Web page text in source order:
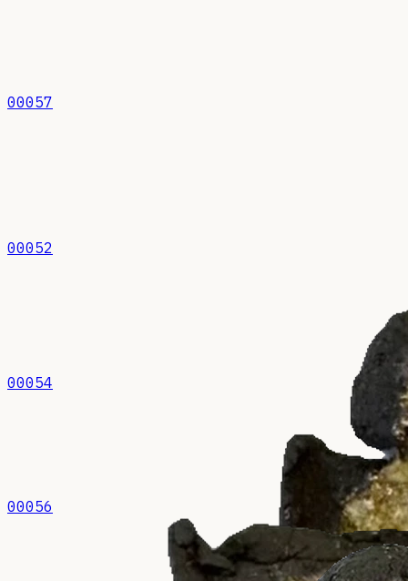
00057
00052
00054
00056